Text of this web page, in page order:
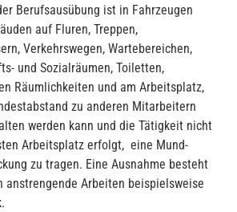
Berufsausübung ist in Fahrzeugen
auf Fluren, Treppen,
Verkehrswegen, Wartebereichen,
und Sozialräumen, Toiletten,
Räumlichkeiten und am Arbeitsplatz,
zu anderen Mitarbeitern
werden kann und die Tätigkeit nicht
Arbeitsplatz erfolgt, eine Mund-
zu tragen. Eine Ausnahme besteht
anstrengende Arbeiten beispielsweise